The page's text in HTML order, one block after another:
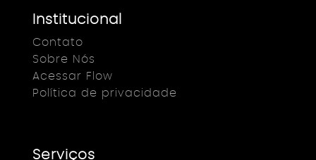
Institucional
Contato
Sobre Nós
Acessar Flow
Política de privacidade
Serviços